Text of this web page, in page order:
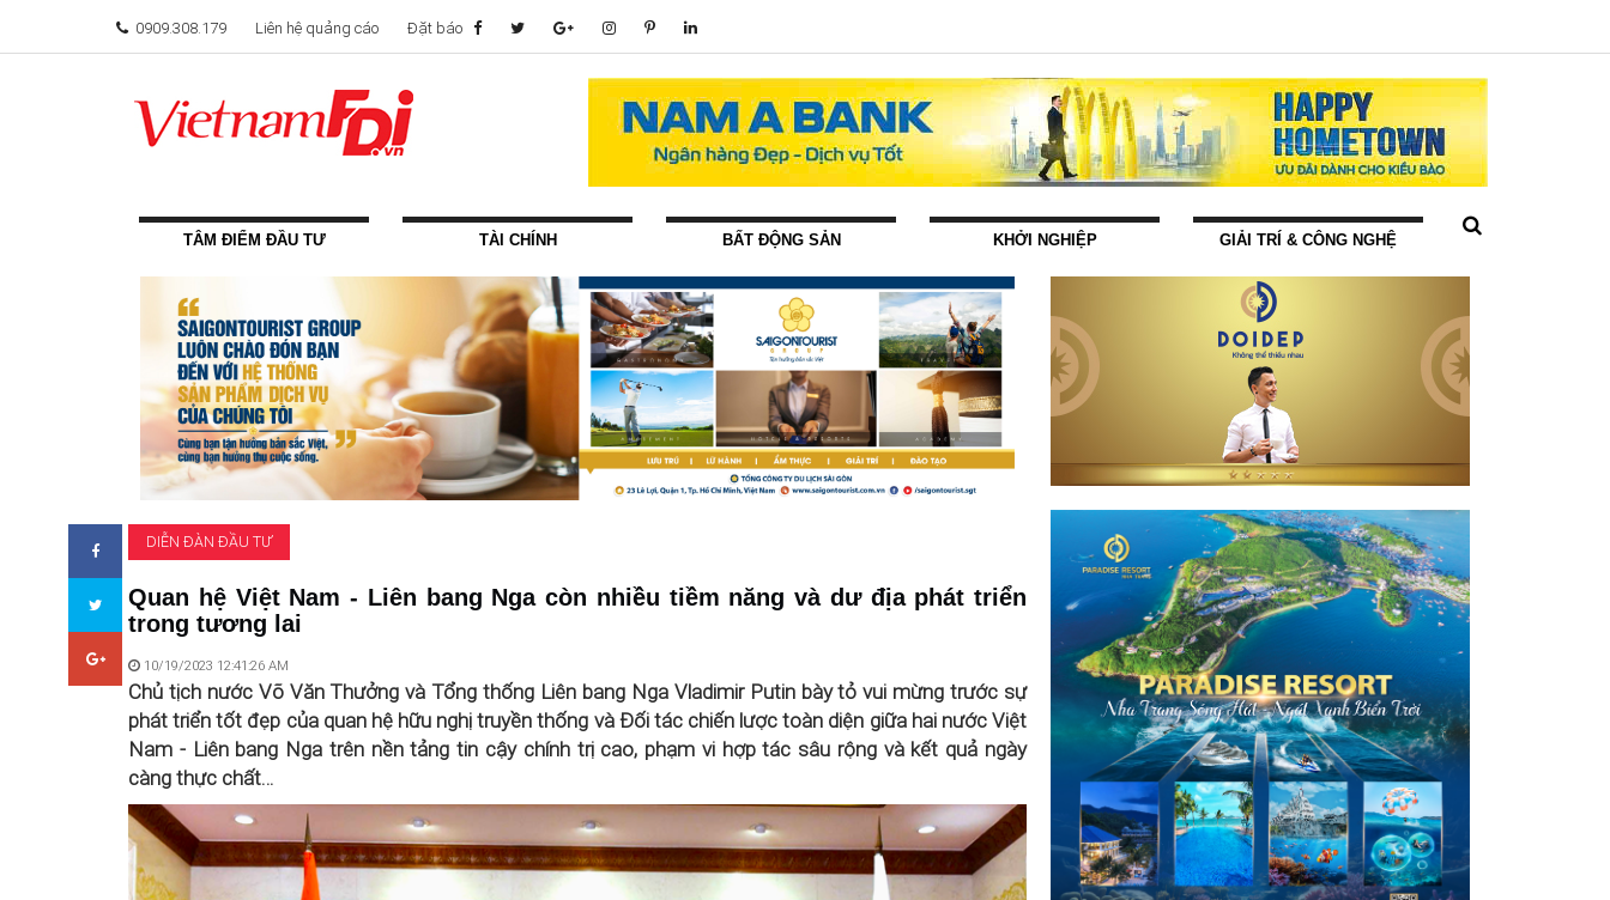
0909.308.179 Liên hệ quảng cáo Đặt báo
TÂM ĐIỂM ĐẦU TƯ TÀI CHÍNH BẤT ĐỘNG SẢN KHỞI NGHIỆP GIẢI TRÍ & CÔNG NGHỆ
DIỄN ĐÀN ĐẦU TƯ
Quan hệ Việt Nam - Liên bang Nga còn nhiều tiềm năng và dư địa phát triển
trong tương lai
10/19/2023 12:41:26 AM
Chủ tịch nước Võ Văn Thưởng và Tổng thống Liên bang Nga Vladimir Putin bày tỏ vui mừng trước sự
phát triển tốt đẹp của quan hệ hữu nghị truyền thống và Đối tác chiến lược toàn diện giữa hai nước Việt
Nam - Liên bang Nga trên nền tảng tin cậy chính trị cao, phạm vi hợp tác sâu rộng và kết quả ngày
càng thực chất…